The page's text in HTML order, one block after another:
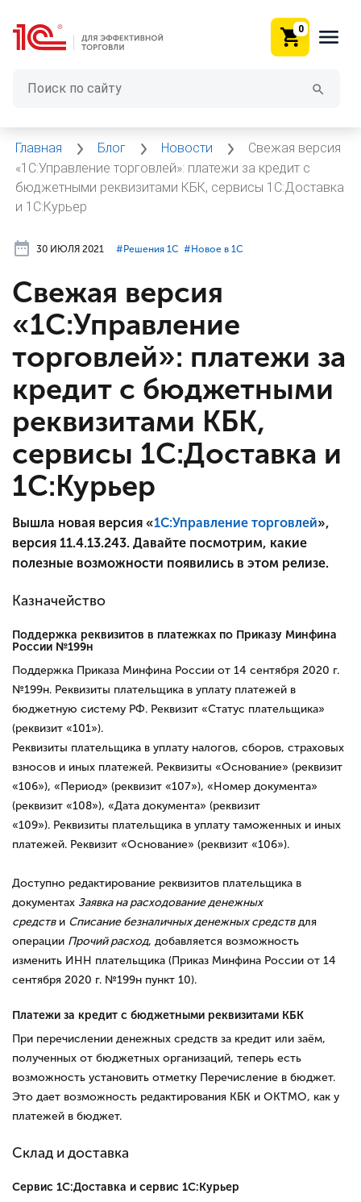
0
Главная Блог Новости
Свежая версия
«1С:Управление торговлей»: платежи за кредит с
бюджетными реквизитами КБК, сервисы 1С:Доставка
и 1С:Курьер
30 ИЮЛЯ 2021 #⁣Решения 1С #⁣Новое в 1С
Свежая версия
«1С:Управление
торговлей»: платежи за
кредит с бюджетными
реквизитами КБК,
сервисы 1С:Доставка и
1С:Курьер
Вышла новая версия «1С:Управление торговлей»,
версия 11.4.13.243. Давайте посмотрим, какие
полезные возможности появились в этом релизе.
Казначейство
Поддержка реквизитов в платежках по Приказу Минфина
России №199н
Поддержка Приказа Минфина России от 14 сентября 2020 г.
№199н. Реквизиты плательщика в уплату платежей в
бюджетную систему РФ. Реквизит «Статус плательщика»
(реквизит «101»).
Реквизиты плательщика в уплату налогов, сборов, страховых
взносов и иных платежей. Реквизиты «Основание» (реквизит
«106»), «Период» (реквизит «107»), «Номер документа»
(реквизит «108»), «Дата документа» (реквизит
«109»). Реквизиты плательщика в уплату таможенных и иных
платежей. Реквизит «Основание» (реквизит «106»).
Доступно редактирование реквизитов плательщика в
документах Заявка на расходование денежных
средстви Списание безналичных денежных средствдля
операции Прочий расход, добавляется возможность
изменить ИНН плательщика (Приказ Минфина России от 14
сентября 2020 г. №199н пункт 10).
Платежи за кредит с бюджетными реквизитами КБК
При перечислении денежных средств за кредит или заём,
полученных от бюджетных организаций, теперь есть
возможность установить отметку Перечисление в бюджет.
Это дает возможность редактирования КБК и ОКТМО, как у
платежей в бюджет.
Склад и доставка
Сервис 1С:Доставка и сервис 1С:Курьер